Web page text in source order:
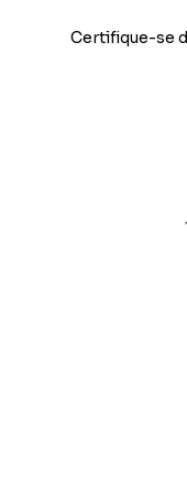
Certifique-se